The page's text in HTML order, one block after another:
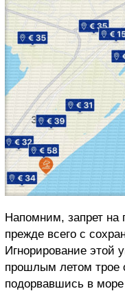
Напомним, запрет на
прежде всего с
Игнорирование этой
прошлым летом трое
подорвавшись в